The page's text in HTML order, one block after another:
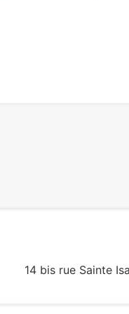
14 bis rue Sainte